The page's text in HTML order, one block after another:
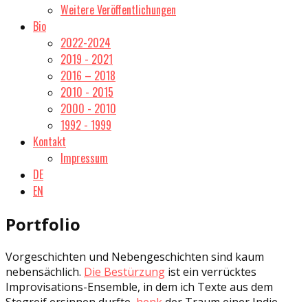
Weitere Veröffentlichungen
Bio
2022-2024
2019 - 2021
2016 – 2018
2010 - 2015
2000 - 2010
1992 - 1999
Kontakt
Impressum
DE
EN
Portfolio
Vorgeschichten und Nebengeschichten sind kaum
nebensächlich. Die Bestürzung ist ein verrücktes
Improvisations-Ensemble, in dem ich Texte aus dem